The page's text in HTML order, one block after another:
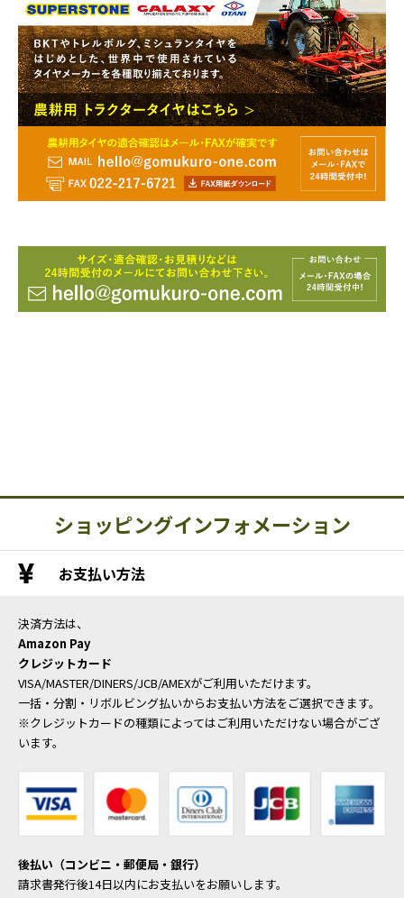
ショッピングインフォメーション
お支払い方法
決済方法は、
Amazon Pay
クレジットカード
VISA/MASTER/DINERS/JCB/AMEXがご利用いただけます。
一括・分割・リボルビング払いからお支払い方法をご選択できます。
※クレジットカードの種類によってはご利用いただけない場合がござ
います。
後払い（コンビニ・郵便局・銀行）
請求書発行後14日以内にお支払いをお願いします。